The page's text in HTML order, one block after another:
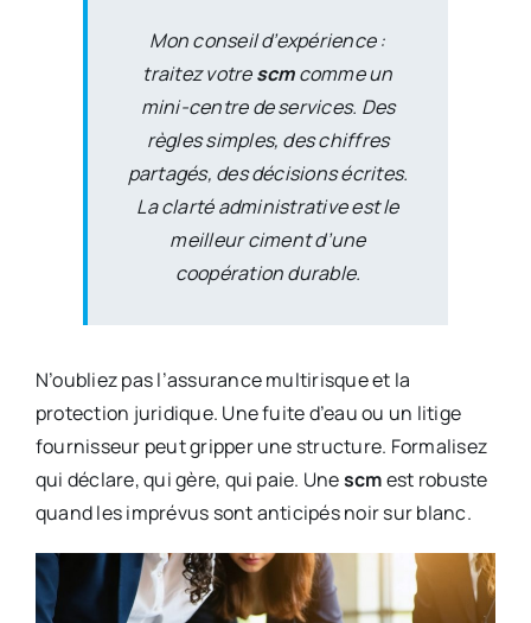
Mon conseil d’expérience :
traitez votrescmcomme un
mini-centre de services. Des
règles simples, des chiffres
partagés, des décisions écrites.
La clarté administrative est le
meilleur ciment d’une
coopération durable.
N’oubliez pas l’assurance multirisque et la
protection juridique. Une fuite d’eau ou un litige
fournisseur peut gripper une structure. Formalisez
qui déclare, qui gère, qui paie. Unescmest robuste
quand les imprévus sont anticipés noir sur blanc.